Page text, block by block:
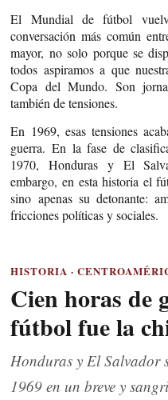
El Mundial de fútbol
conversación más común
mayor, no solo porque se
todos aspiramos a que
Copa del Mundo. Son
también de tensiones.
En 1969, esas tensiones
guerra. En la fase de
1970, Honduras y El
embargo, en esta historia el
sino apenas su detonante:
fricciones políticas y sociales.
HISTORIA ·
Cien horas de
fútbol fue la
Honduras y El Salvador
1969 en un breve y